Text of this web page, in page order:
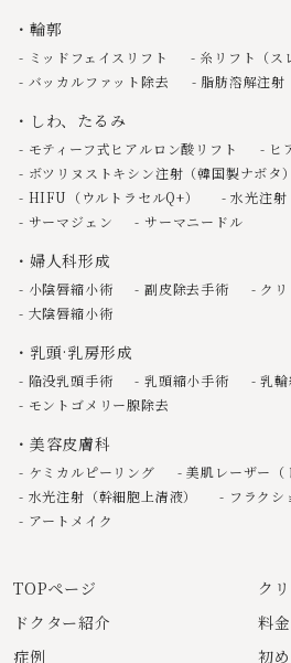
TOPページ
ク
ドクター紹介
料
症例
初
輪郭
ミッドフェイスリフト
糸リフト（ス
バッカルファット除去
脂肪溶解注射
しわ、たるみ
モティーフ式ヒアルロン酸リフト
ヒ
ボツリヌストキシン注射（韓国製ナボタ）
HIFU（ウルトラセルQ+）
水光注射
サーマジェン
サーマニードル
婦人科形成
小陰唇縮小術 副皮除去手術
ク
大陰唇縮小術
乳頭·乳房形成
陥没乳頭手術 乳頭縮小手術
乳
モントゴメリー腺除去
美容皮膚科
ケミカルピーリング
美肌レーザー（
水光注射（幹細胞上清液）
フラクシ
アートメイク